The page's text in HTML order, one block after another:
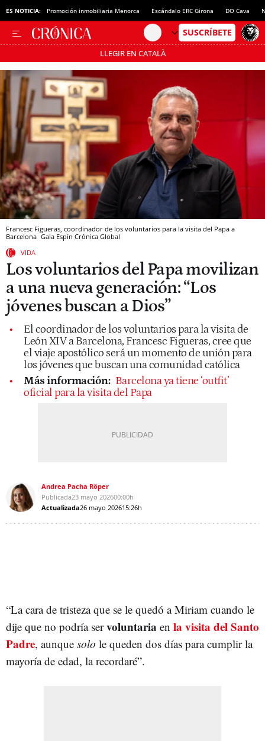
ES NOTICIA: Promoción inmobiliaria Menorca Escándalo ERC Girona DO Cava
LLEGIR EN CATALÀ
Pásate al MODO AHORRO
Francesc Figueras, coordinador de los voluntarios para la visita del Papa a
Barcelona Gala Espín Crónica Global
VIDA
Los voluntarios del Papa movilizan
a una nueva generación: “Los
jóvenes buscan a Dios”
El coordinador de los voluntarios para la visita de
León XIV a Barcelona, Francesc Figueras, cree que
el viaje apostólico será un momento de unión para
los jóvenes que buscan una comunidad católica
Más información: Barcelona ya tiene ‘outfit’
oficial para la visita del Papa
Andrea Pacha Röper
Publicada23 mayo 202600:00h
Actualizada26 mayo 202615:26h
“La cara de tristeza que se le quedó a Miriam cuando le
dije que no podría servoluntaria en la visita del Santo
Padre, aunque solo le queden dos días para cumplir la
mayoría de edad, la recordaré”.